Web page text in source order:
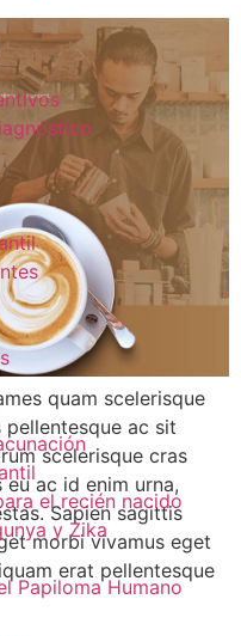
el recién nacido
y Zika
Papiloma Humano
quam scelerisque
ac sit
scelerisque cras
ac id enim urna,
Sapien sagittis
morbi vivamus eget
erat pellentesque